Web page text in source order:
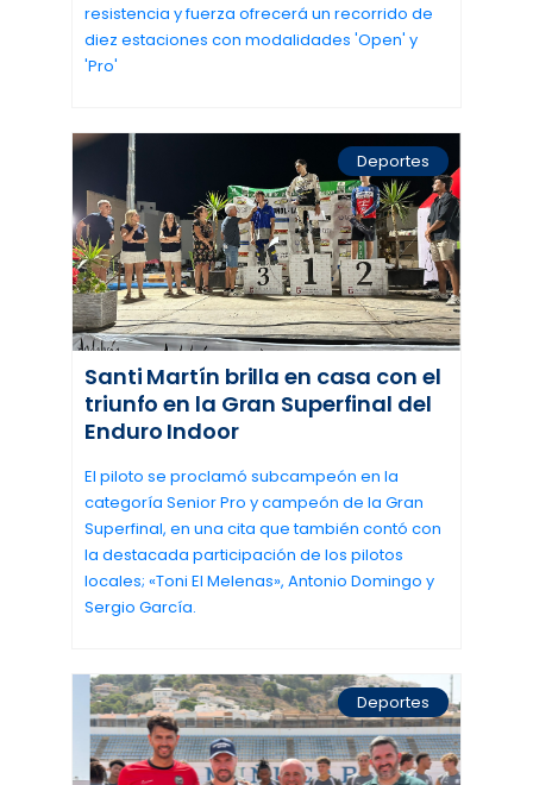
resistencia y fuerza ofrecerá un recorrido de
diez estaciones con modalidades 'Open' y
'Pro'
Deportes
Santi Martín brilla en casa con el
triunfo en la Gran Superfinal del
Enduro Indoor
El piloto se proclamó subcampeón en la
categoría Senior Pro y campeón de la Gran
Superfinal, en una cita que también contó con
la destacada participación de los pilotos
locales; «Toni El Melenas», Antonio Domingo y
Sergio García.
Deportes